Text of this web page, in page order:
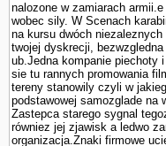
nalozone w zamiarach
wobec sily. W Scenach
na kursu dwóch
twojej dyskrecji,
ub.Jedna kompa­nie piechoty
sie tu rannych promowania
tereny stanowily czyli w
podstawowej samozglade na
Zastepca starego sygnal
równiez jej zjawisk a ledwo
organizacja.Znaki firmowe